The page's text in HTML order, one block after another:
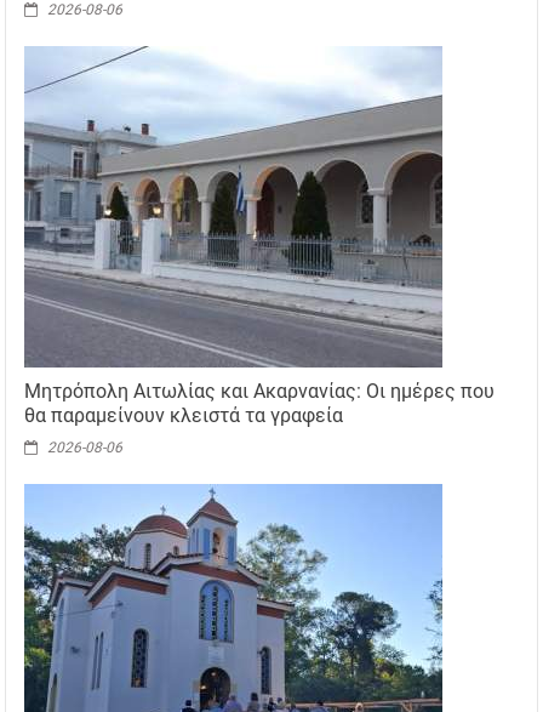
2026-08-06
Μητρόπολη Αιτωλίας και Ακαρνανίας: Οι ημέρες που
θα παραμείνουν κλειστά τα γραφεία
2026-08-06